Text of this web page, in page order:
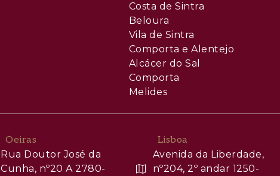
Costa de Sintra
Beloura
Vila de Sintra
Comporta e Alentejo
Alcácer do Sal
Comporta
Melides
Oeiras
Rua Doutor José da
Cunha, nº20 A 2780-
Lisboa
Avenida da Liberdade,
nº204, 2º andar 1250-